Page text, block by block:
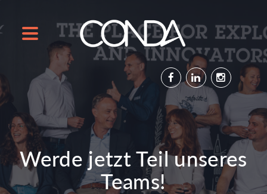
Werde jetzt Teil unseres
Teams!